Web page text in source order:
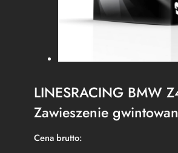
LINESRACING BMW
Zawieszenie
Cena brutto: